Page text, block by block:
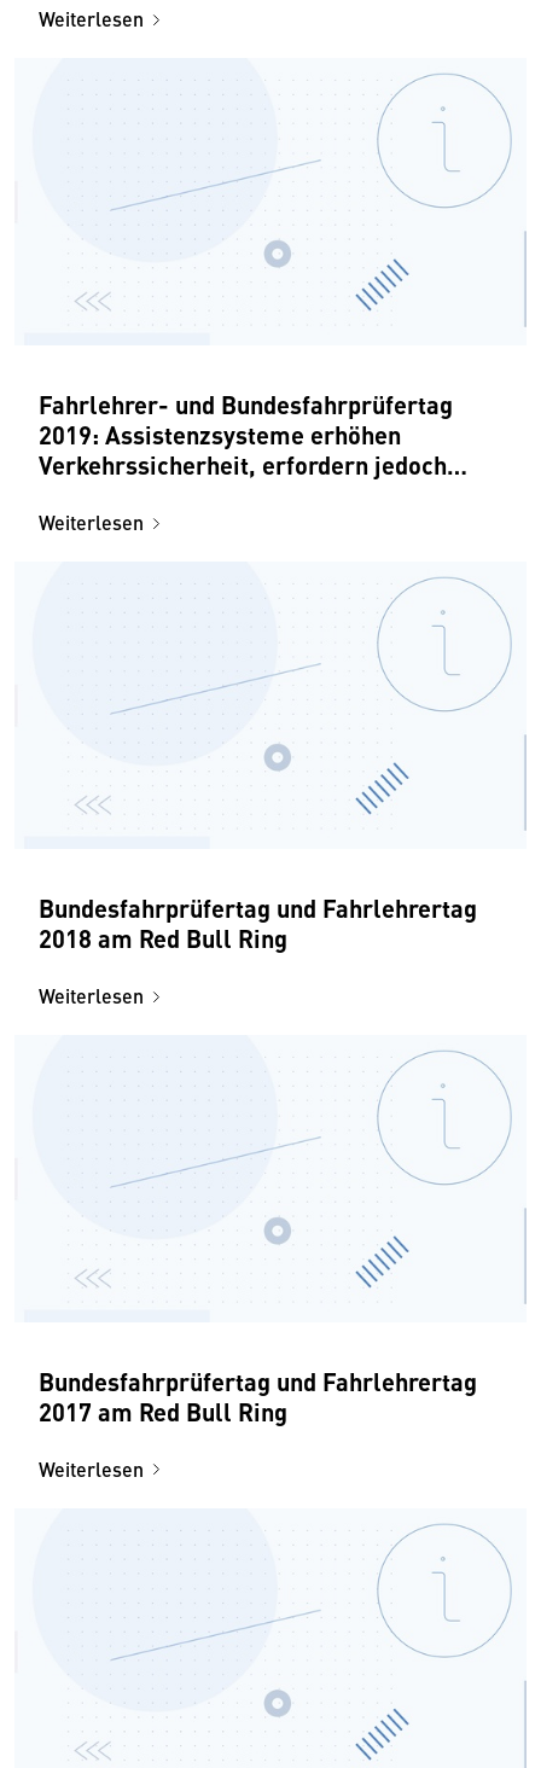
Weiterlesen
Fahrlehrer- und Bundesfahrprüfertag
2019: Assistenzsysteme erhöhen
Verkehrssicherheit, erfordern jedoch
Weiterlesen
Bundesfahrprüfertag und Fahrlehrertag
2018 am Red Bull Ring
Weiterlesen
Bundesfahrprüfertag und Fahrlehrertag
2017 am Red Bull Ring
Weiterlesen